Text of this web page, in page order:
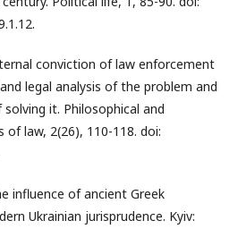
conviction of law enforcement
legal analysis of the problem and
it. Philosophical and
law, 2(26), 110-118. doi:
influence of ancient Greek
Ukrainian jurisprudence. Kyiv: